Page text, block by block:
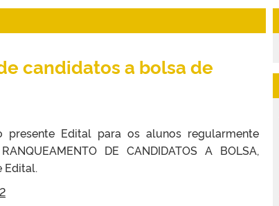
candidatos a bolsa de
Edital para os alunos regularmente
DE CANDIDATOS A BOLSA,
Edital.